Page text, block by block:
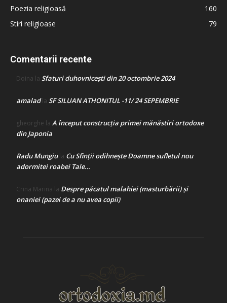
Poezia religioasă
160
Stiri religioase
79
Comentarii recente
Doina la Sfaturi duhovnicești din 20 octombrie 2024
amaladla SF SILUAN ATHONITUL -11/ 24 SEPEMBRIE
gheorghe la A început construcţia primei mănăstiri ortodoxe
din Japonia
Radu Mungiula Cu Sfinții odihnește Doamne sufletul nou
adormitei roabei Tale…
Crina Marina la Despre păcatul malahiei (masturbării) şi
onaniei (pazei de a nu avea copii)